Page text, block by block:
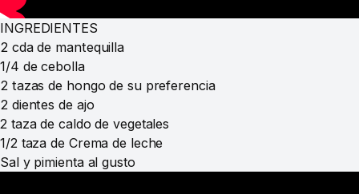
INGREDIENTES
2 cda de mantequilla
1/4 de cebolla
2 tazas de hongo de su preferencia
2 dientes de ajo
2 taza de caldo de vegetales
1/2 taza de Crema de leche
Sal y pimienta al gusto